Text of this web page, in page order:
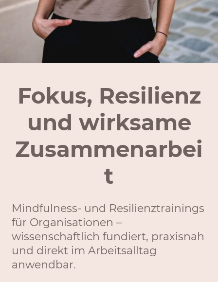
Fokus, Resilienz
und wirksame
Zusammenarbei
t
Mindfulness- und Resilienztrainings
für Organisationen –
wissenschaftlich fundiert, praxisnah
und direkt im Arbeitsalltag
anwendbar.